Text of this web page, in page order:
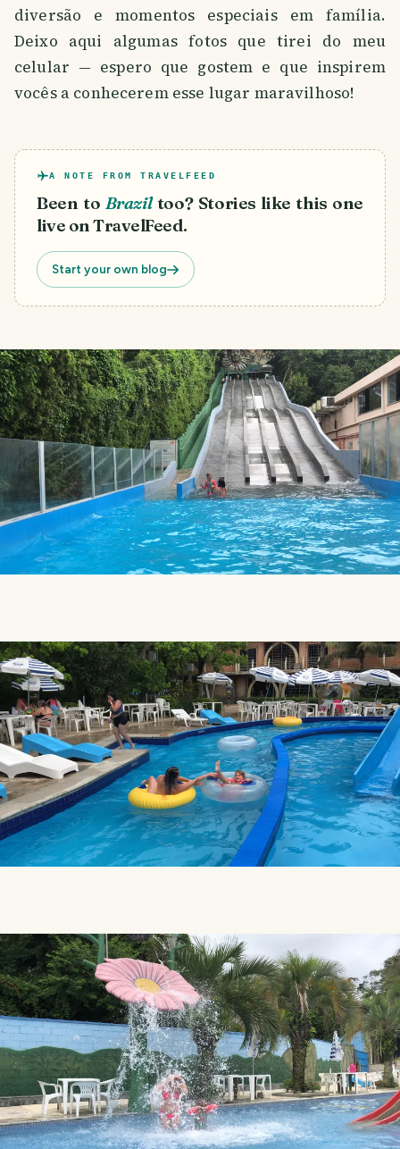
diversão e momentos especiais em família.
Deixo aqui algumas fotos que tirei do meu
celular — espero que gostem e que inspirem
vocês a conhecerem esse lugar maravilhoso!
A NOTE FROM TRAVELFEED
Been to Brazil too? Stories like this one
live on TravelFeed.
Start your own blog